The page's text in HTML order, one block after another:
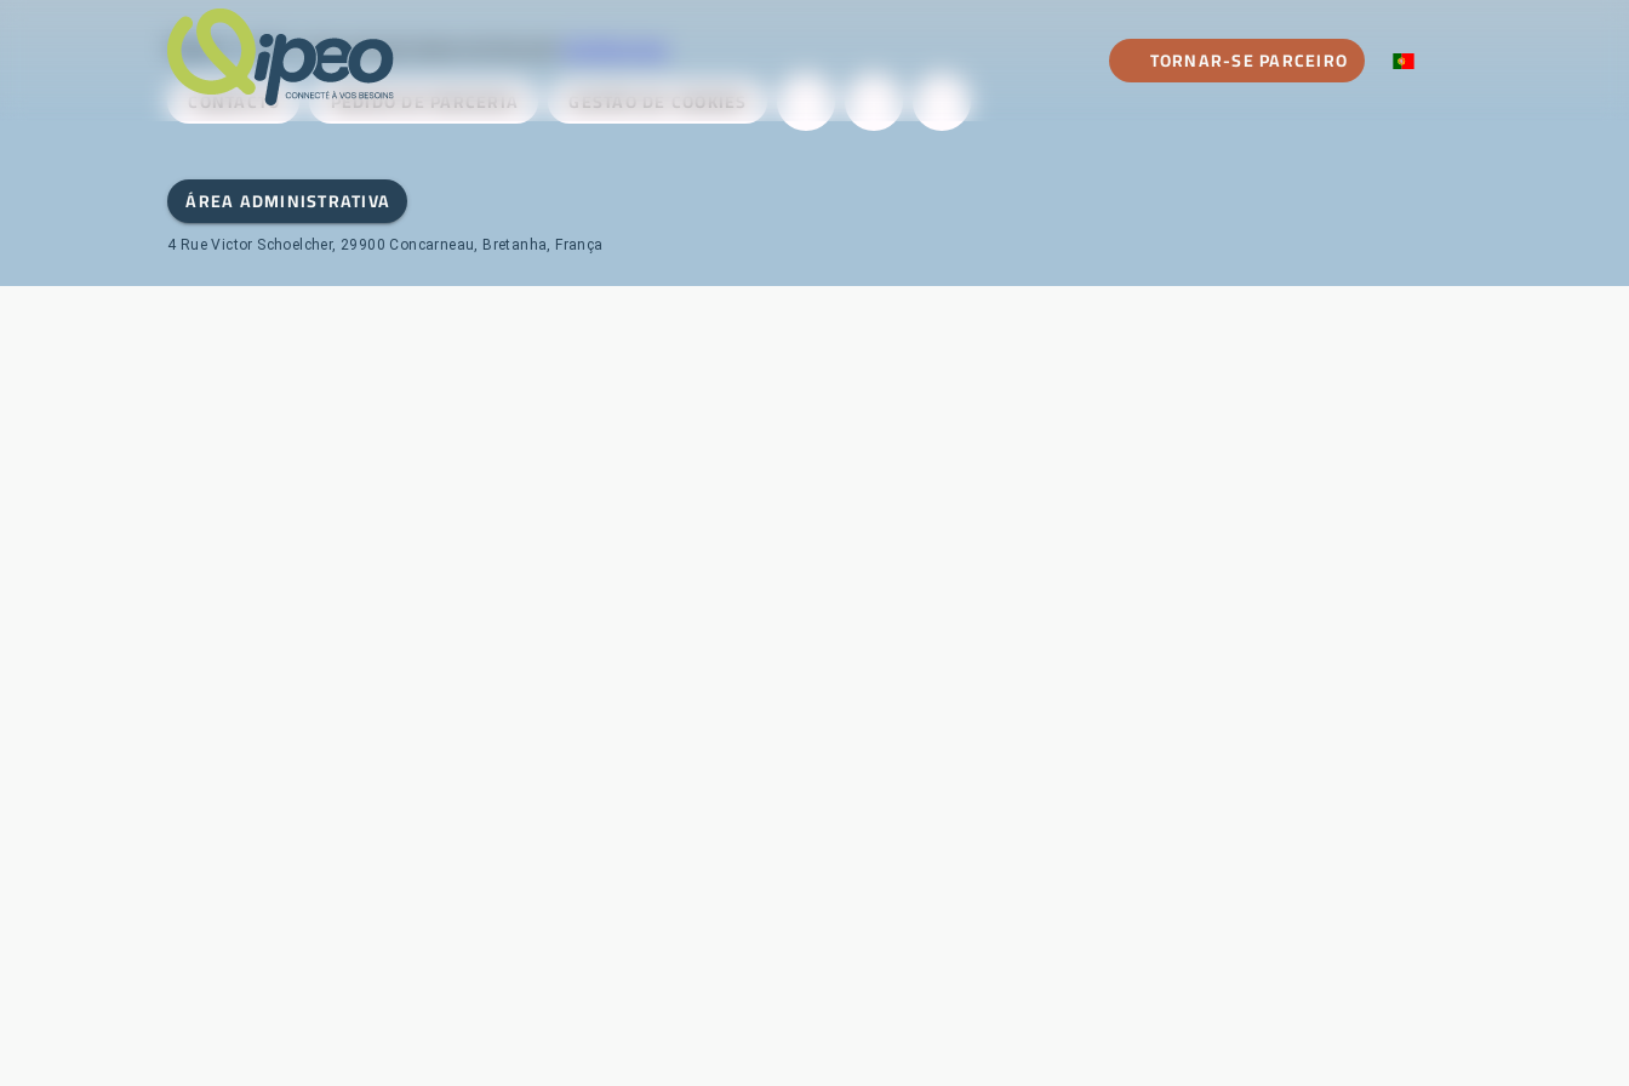
TORNAR-SE PARCEIRO
Qipeo © 2025 -Uma solução desenvolvida pela
CONTACTO PEDIDO DE PARCERIA GESTÃO DE COOKIES
ÁREA ADMINISTRATIVA
4 Rue Victor Schoelcher, 29900 Concarneau, Bretanha, França